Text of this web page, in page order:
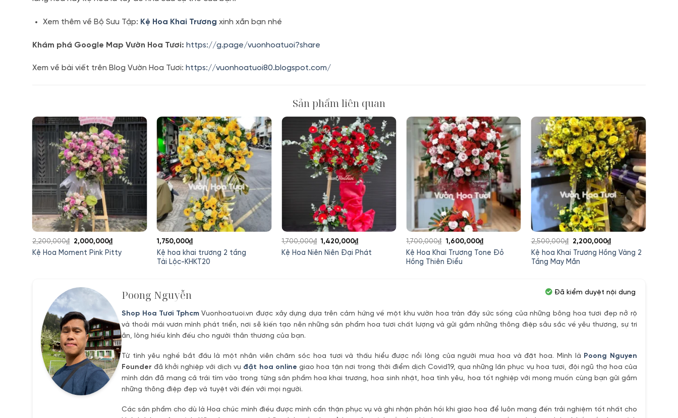
Xem thêm về Bộ Sưu Tập: Kệ Hoa Khai Trương xinh xắn bạn nhé
Khám phá Google Map Vườn Hoa Tươi: https://g.page/vuonhoatuoi?share
Xem về bài viết trên Blog Vườn Hoa Tươi: https://vuonhoatuoi80.blogspot.com/
Sản phẩm liên quan
Kệ Hoa Moment Pink Pitty
2,200,000₫
Giá
gốc
2,000,000₫Giá
hiện
Kệ hoa khai trương 2 tầng
Tài Lộc-KHKT20
1,750,000₫
Kệ Hoa Niên Niên Đại Phát
1,700,000₫ Giá
gốc
1,420,000₫Giá
hiện
Kệ Hoa Khai Trương Tone Đỏ
Hồng Thiên Điểu
1,700,000₫ Giá
gốc
là:
1,600,000₫Giá
hiện
Kệ hoa Khai Trương Hồng Vàng 2
Tầng May Mắn
2,500,000₫
Giá
gốc
là:
2,200,000₫Giá
hiện
Poong Nguyễn
Shop Hoa Tươi TphcmVuonhoatuoi.vn được xây dựng dựa trên cảm hứng về một khu vườn hoa tràn đầy sức sống của những bông hoa tươi đẹp nở rộ
và thoải mái vươn mình phát triển, nơi sẽ kiến tạo nên những sản phẩm hoa tươi chất lượng và gửi gắm những thông điệp sâu sắc về yêu thương, sự tri
ân, lòng hiếu kính đếu cho người thân thương của bạn.
Từ tình yêu nghề bắt đầu là một nhân viên chăm sóc hoa tươi và thấu hiểu được nổi lòng của người mua hoa và đặt hoa. Mình là Poong Nguyen
Founder đã khởi nghiệp với dịch vụ đặt hoa online giao hoa tận nơi trong thời điểm dịch Covid19, qua những lần phục vụ hoa tươi, đội ngũ thợ hoa của
mình dần đã mang cả trái tím vào trong từng sản phẩm hoa khai trương, hoa sinh nhật, hoa tình yêu, hoa tốt nghiệp với mong muốn cùng bạn gửi gắm
những thông điệp đẹp và tuyệt vời đến với mọi người.
Các sản phẩm cho dù là Hoa chúc mình điều được mình cẩn thận phục vụ và ghi nhận phản hồi khi giao hoa để luôn mang đến trải nghiệm tốt nhất cho
Đã kiểm duyệt nội dung